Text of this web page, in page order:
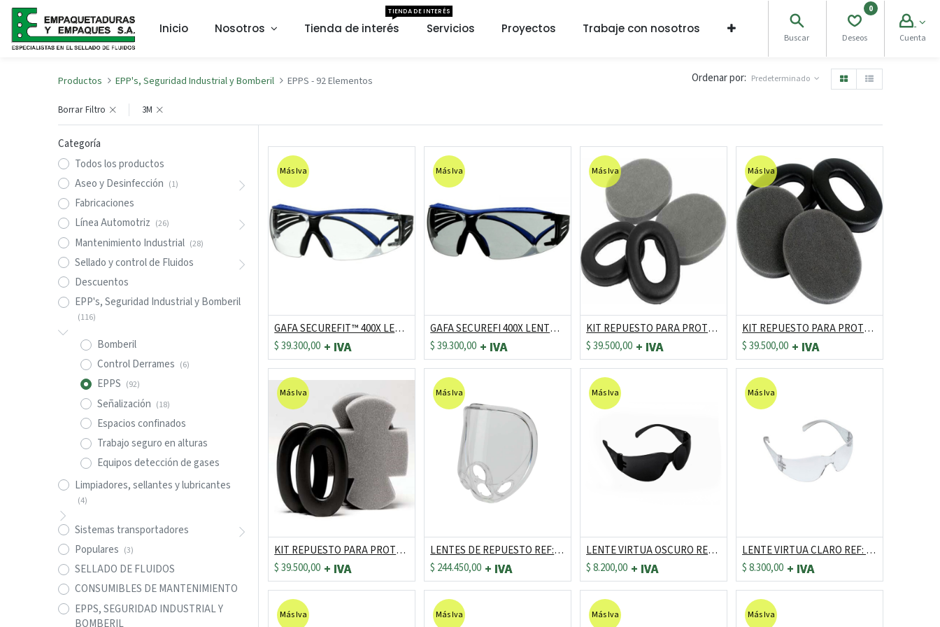
Inicio Nosotros Tienda de interés
TIENDA DE INTERÉS
Servicios Proyectos Trabaje con nosotros
Buscar
0
Deseos Cuenta
Productos EPP's, Seguridad Industrial y Bomberil EPPS - 92 Elementos Ordenar por: Predeterminado
Borrar Filtro 3M
Categoría
Todos los productos
Aseo y Desinfección (1)
Fabricaciones
Línea Automotriz (26)
Mantenimiento Industrial (28)
Sellado y control de Fluidos
Descuentos
EPP's, Seguridad Industrial y Bomberil
(116)
Bomberil
Control Derrames (6)
EPPS (92)
Señalización (18)
Espacios confinados
Trabajo seguro en alturas
Equipos detección de gases
Limpiadores, sellantes y lubricantes
(4)
Sistemas transportadores
Populares (3)
SELLADO DE FLUIDOS
CONSUMIBLES DE MANTENIMIENTO
EPPS, SEGURIDAD INDUSTRIAL Y
BOMBERIL
GAFA SECUREFIT™ 400X LENTE CLARO CON SCOTCHGARD REF: SF401XSGAF
$39.300,00
Más Iva
GAFA SECUREFI 400X LENTE GRIS IN/OUT SCOTCHGARD REF: SF407XSGAF
$39.300,00
Más Iva
KIT REPUESTO PARA PROTECTOR H9 REF: HY3 / HY52
$39.500,00
Más Iva
KIT REPUESTO PARA PROTECTOR H6 REF: HY6/V - HY51
$39.500,00
Más Iva
KIT REPUESTO PARA PROTECTOR H10 REF: HY10/HY54
$39.500,00
Más Iva
LENTES DE REPUESTO REF: FF-400-03 " 70071516861 "
$ 244.450,00
Más Iva
LENTE VIRTUA OSCURO REF: 11-327 *C.E.*
$8.200,00
Más Iva
LENTE VIRTUA CLARO REF: 11-326 *C.E*
$8.300,00
Más Iva
Más Iva Más Iva Más Iva Más Iva